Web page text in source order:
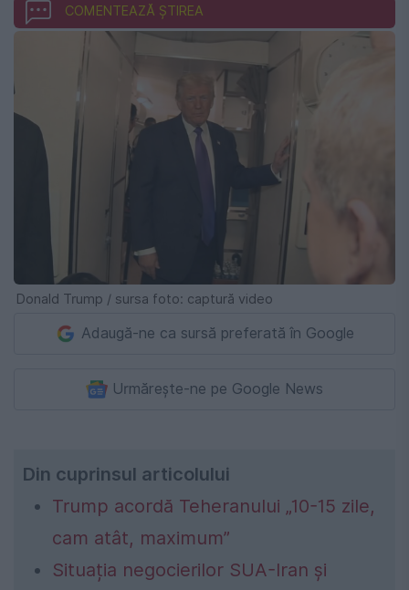
COMENTEAZĂ ȘTIREA
Donald Trump / sursa foto: captură video
Adaugă-ne ca sursă preferată în Google
Urmărește-ne pe Google News
Din cuprinsul articolului
Trump acordă Teheranului „10-15 zile,
cam atât, maximum”
Situația negocierilor SUA-Iran și